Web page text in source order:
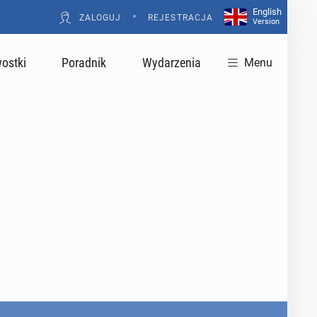
ZALOGUJ • REJESTRACJA
English
Version
Poradnik Wydarzenia Menu